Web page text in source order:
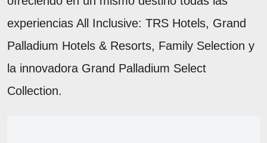
experiencias All Inclusive: TRS Hotels, Grand
Palladium Hotels & Resorts, Family Selection y
la innovadora Grand Palladium Select
Collection.